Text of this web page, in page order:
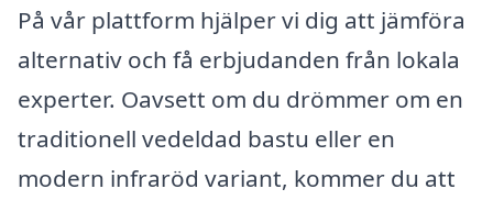
På vår plattform hjälper vi dig att jämföra
alternativ och få erbjudanden från lokala
experter. Oavsett om du drömmer om en
traditionell vedeldad bastu eller en
modern infraröd variant, kommer du att